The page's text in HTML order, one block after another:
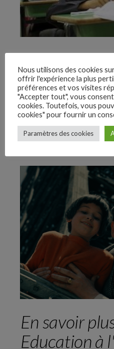
Document
Bande annonce
Extrait
En savoir
Education à
Nous utilisons des cookies
offrir l'expérience la plus
préférences et vos visites
"Accepter tout", vous
cookies. Toutefois, vous
cookies" pour fournir un
Paramètres des cookies